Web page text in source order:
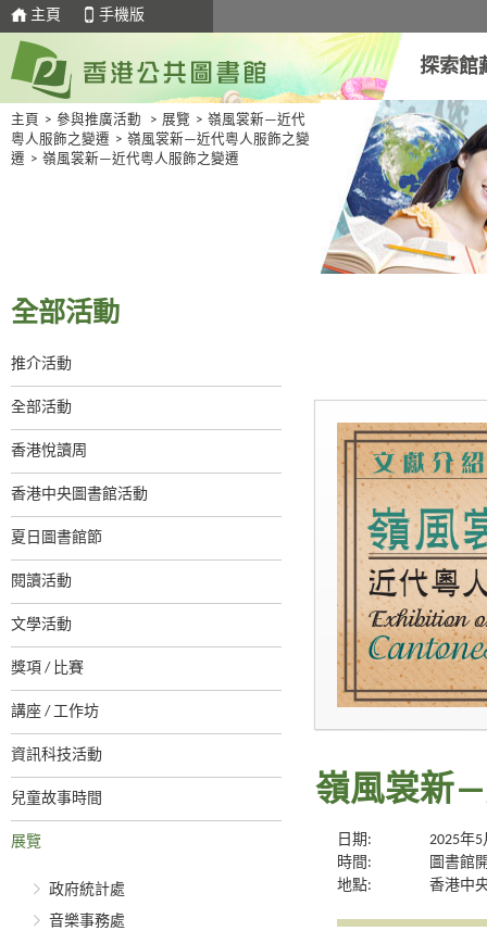
主頁 手機版
探索館
主頁 > 參與推廣活動 > 展覽 > 嶺風裳新—近代
粵人服飾之變遷 > 嶺風裳新—近代粵人服飾之變
遷 > 嶺風裳新—近代粵人服飾之變遷
全部活動
推介活動
全部活動
香港悅讀周
香港中央圖書館活動
夏日圖書館節
閱讀活動
文學活動
獎項 / 比賽
講座 / 工作坊
資訊科技活動
兒童故事時間
展覽
政府統計處
音樂事務處
嶺風裳新—
日期:
2025年
時間:
圖書館
地點:
香港中